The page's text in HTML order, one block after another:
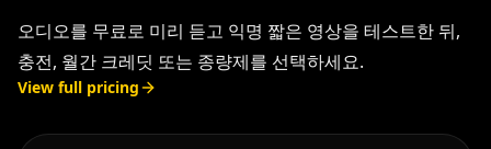
오디오를 무료로 미리 듣고 익명 짧은 영상을 테스트한 뒤,
충전, 월간 크레딧 또는 종량제를 선택하세요.
View full pricing